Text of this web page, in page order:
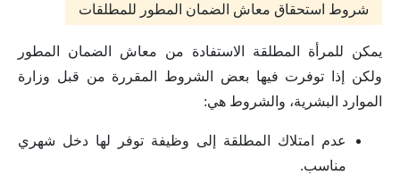
شروط استحقاق معاش الضمان المطور للمطلقات
يمكن للمرأة المطلقة الاستفادة من معاش الضمان المطور
ولكن إذا توفرت فيها بعض الشروط المقررة من قبل وزارة
الموارد البشرية، والشروط هي:
عدم امتلاك المطلقة إلى وظيفة توفر لها دخل شهري
مناسب.